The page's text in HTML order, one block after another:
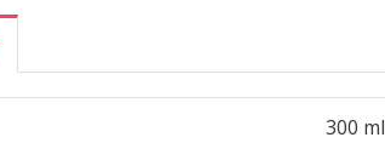
300 ml